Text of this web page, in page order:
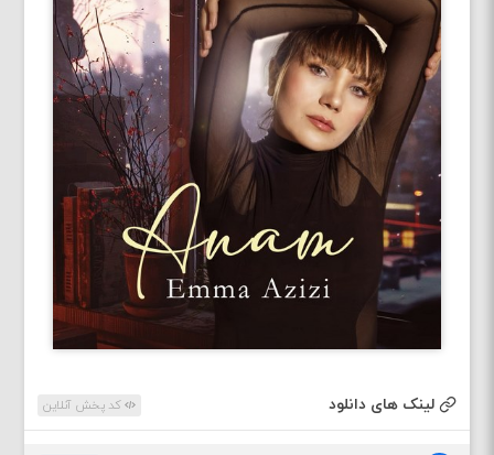
لینک های دانلود کد پخش آنلاین